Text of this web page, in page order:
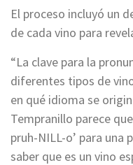
El proceso incluyó un
de cada vino para
“La clave para la
diferentes tipos de
en qué idioma se
Tempranillo parece
pruh-NILL-o’ para una
saber que es un vino